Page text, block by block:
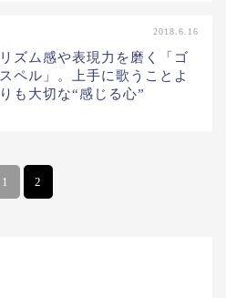
2018.6.16
リズム感や表現力を磨く「ゴ
スペル」。上手に歌うことよ
りも大切な“感じる心”
1 2